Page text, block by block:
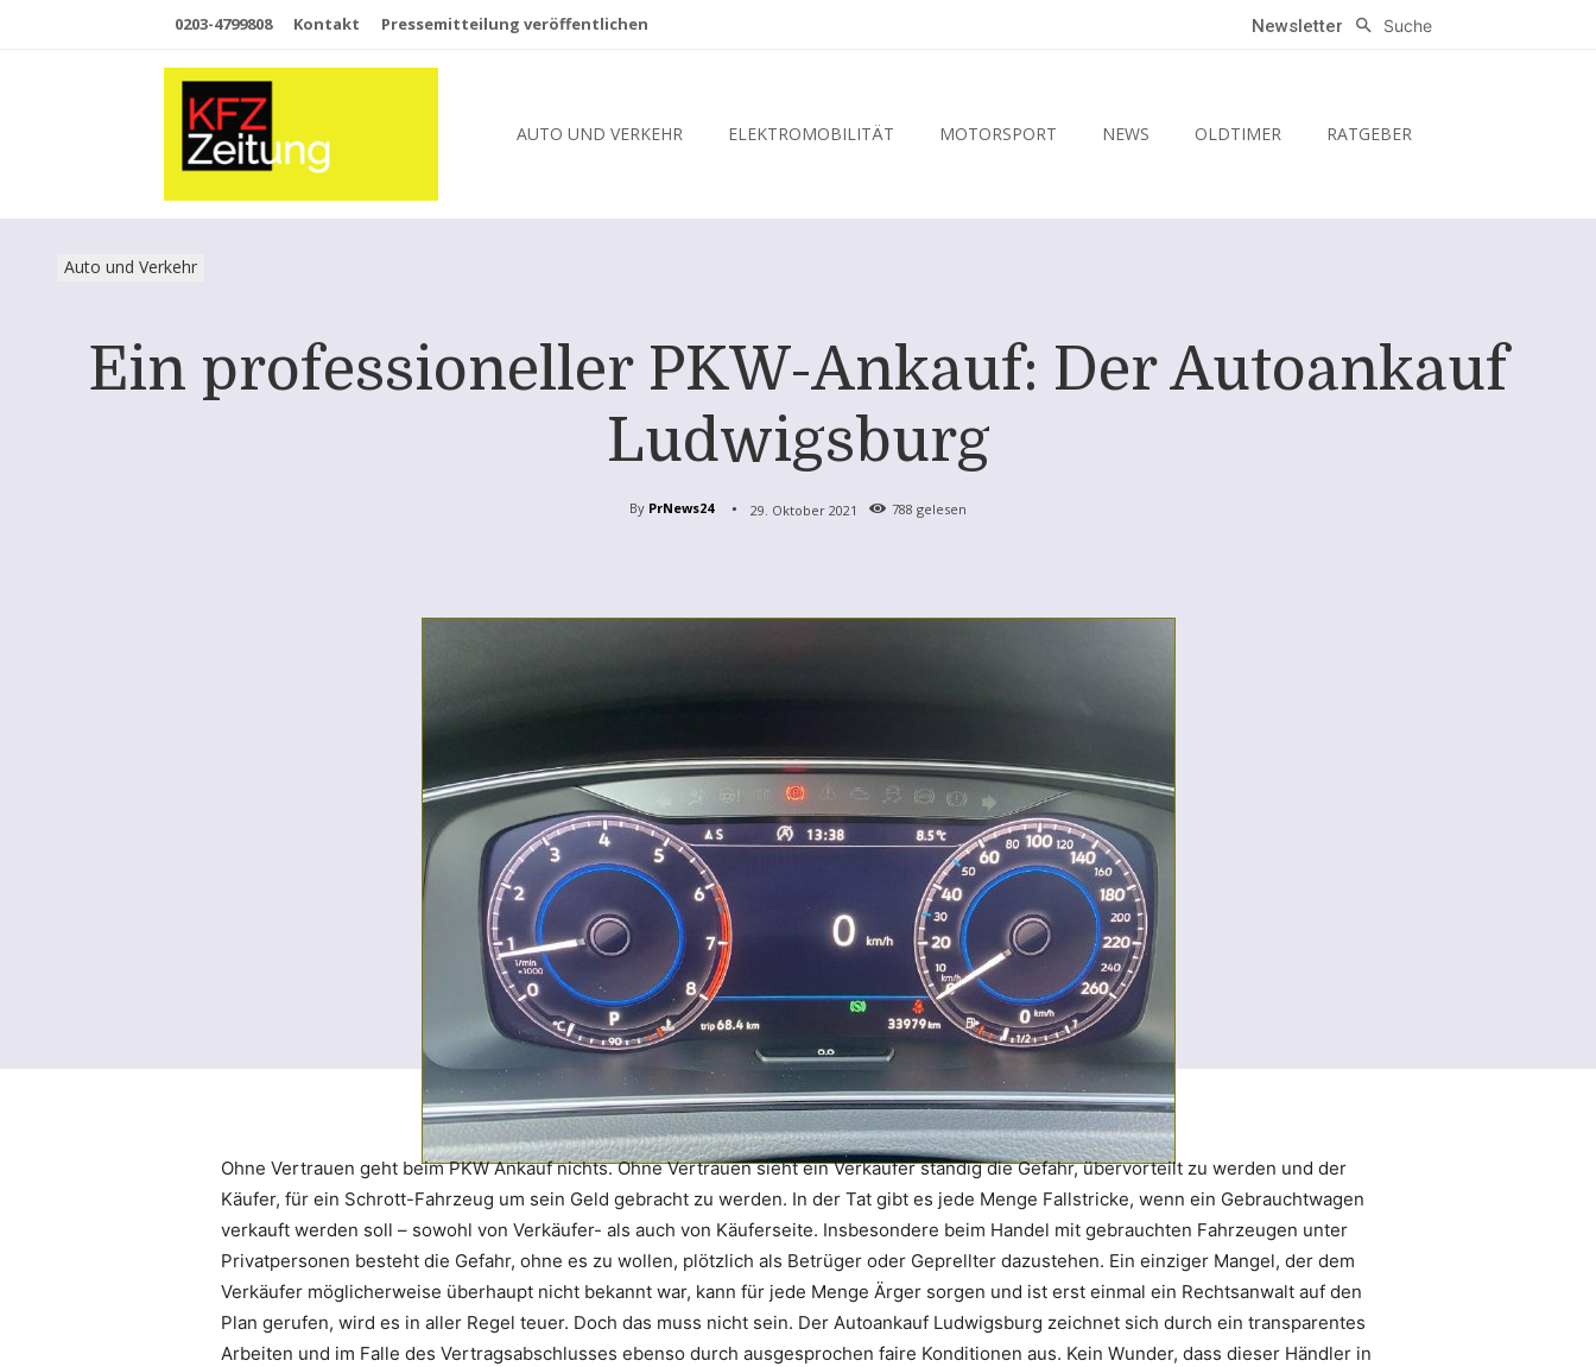
0203-4799808 Kontakt Pressemitteilung veröffentlichen Newsletter Suche
AUTO UND VERKEHR ELEKTROMOBILITÄT MOTORSPORT NEWS OLDTIMER RATGEBER
Auto und Verkehr
Ein professioneller PKW-Ankauf: Der Autoankauf
Ludwigsburg
By PrNews24 29. Oktober 2021 788 gelesen
Ohne Vertrauen geht beim PKW Ankauf nichts. Ohne Vertrauen sieht ein Verkäufer ständig die Gefahr, übervorteilt zu werden und der
Käufer, für ein Schrott-Fahrzeug um sein Geld gebracht zu werden. In der Tat gibt es jede Menge Fallstricke, wenn ein Gebrauchtwagen
verkauft werden soll – sowohl von Verkäufer- als auch von Käuferseite. Insbesondere beim Handel mit gebrauchten Fahrzeugen unter
Privatpersonen besteht die Gefahr, ohne es zu wollen, plötzlich als Betrüger oder Geprellter dazustehen. Ein einziger Mangel, der dem
Verkäufer möglicherweise überhaupt nicht bekannt war, kann für jede Menge Ärger sorgen und ist erst einmal ein Rechtsanwalt auf den
Plan gerufen, wird es in aller Regel teuer. Doch das muss nicht sein. Der Autoankauf Ludwigsburg zeichnet sich durch ein transparentes
Arbeiten und im Falle des Vertragsabschlusses ebenso durch ausgesprochen faire Konditionen aus. Kein Wunder, dass dieser Händler in